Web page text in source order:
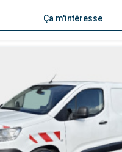
Ça m'intéresse